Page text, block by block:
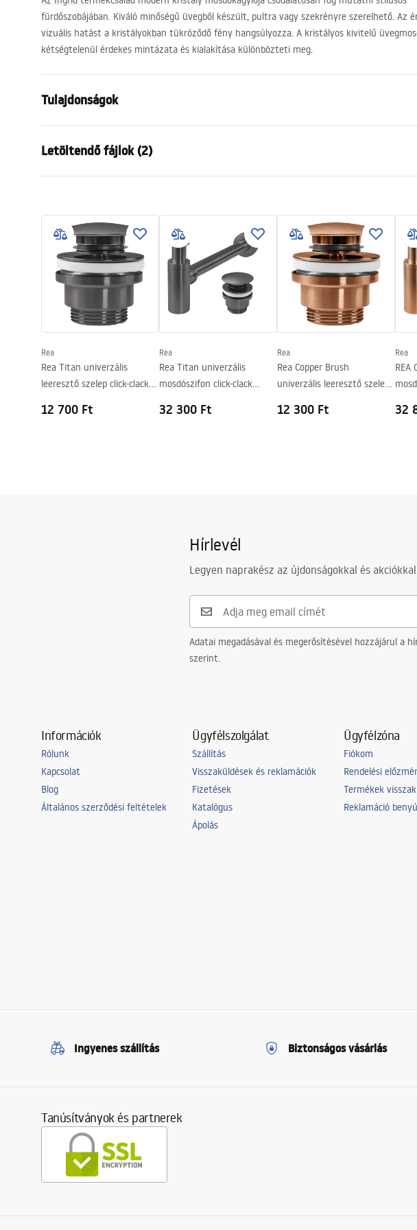
fürdőszobájában. Kiváló minőségű üvegből készült, pultra vagy szekrényre szerelhető. Az
vizuális hatást a kristályokban tükröződő fény hangsúlyozza. A kristályos kivitelű
kétségtelenül érdekes mintázata és kialakítása különbözteti meg.
Tulajdonságok
Anyag
Szín
Fekete
Hosszúság
Szélesség
Magasság
Mélység
Forma
Csaptelep szerelési lyuk
Nem
Túlfolyónyílás
Letöltendő fájlok (2)
Basin.pdf
Warranty_Terms_and_Conditions_
Basins_-_5.pdf
Rea
Rea Titan univerzális
leeresztő szelep click-clack
12 700 Ft
Rea
Rea Titan univerzális
mosdószifon click-clack
32 300 Ft
Rea
Rea Copper Brush
univerzális leeresztő szelep
12 300 Ft
Rea
REA
32
Hírlevél
Legyen naprakész az újdonságokkal és
Adatai megadásával és megerősítésével hozzájárul a
szerint.
Információk
Rólunk
Kapcsolat
Blog
Általános szerződési feltételek
Ügyfélszolgálat
Szállítás
Visszaküldések és reklamációk
Fizetések
Katalógus
Ápolás
Ügyfélzóna
Fiókom
Rendelési
Termékek
Reklamáció
Ingyenes szállítás Biztonságos vásárlás
Tanúsítványok és partnerek